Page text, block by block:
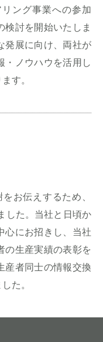
ング事業への参加
検討を開始いたしま
発展に向け、両社が
・ノウハウを活用し
す。
お伝えするため、
した。当社と日頃か
心にお招きし、当社
の生産実績の表彰を
産者同士の情報交換
た。